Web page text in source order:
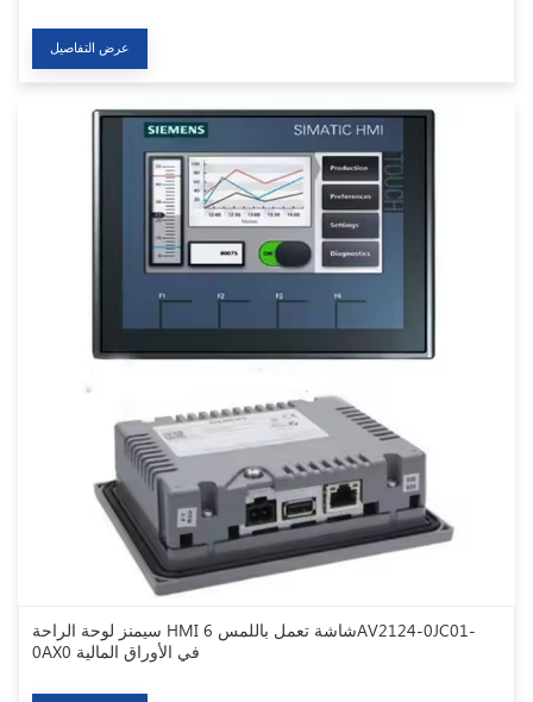
عرض التفاصيل
سيمنز لوحة الراحة HMI شاشة تعمل باللمس 6AV2124-0JC01-
0AX0 في الأوراق المالية